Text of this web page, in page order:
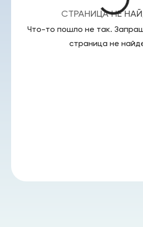
СТРАНИЦА НЕ
Что-то пошло не так.
страница не